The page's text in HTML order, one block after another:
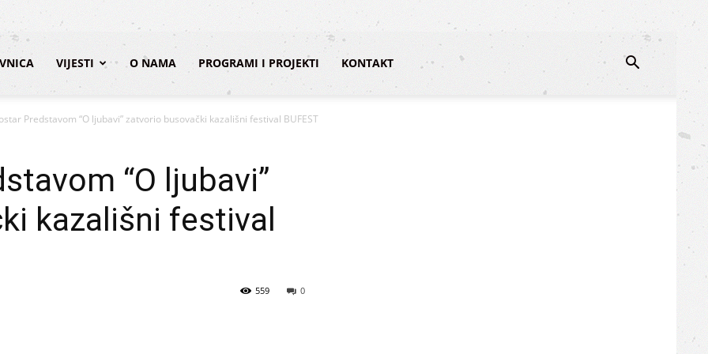
VIJESTI O NAMA PROGRAMI I PROJEKTI KONTAKT
Predstavom “O ljubavi” zatvorio busovački kazališni festival BUFEST
“O ljubavi”
kazališni festival
0
559